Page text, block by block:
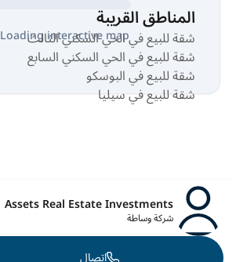
Loading interactive map…
المناطق القريبة
شقة للبيع في الحي السكني الثالث
شقة للبيع في الحي السكني السابع
شقة للبيع في البوسكو
شقة للبيع في سيليا
Assets Real Estate Investments
شركة وساطة